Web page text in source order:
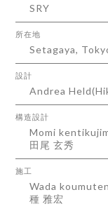
SRY
所在地
Setagaya,
設計
Andrea
構造設計
Momi
田尾 玄秀
施工
Wada
種 雅宏